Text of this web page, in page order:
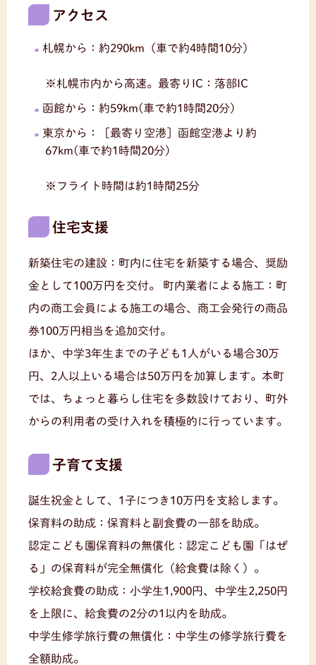
アクセス
札幌から：約290km（車で約4時間10分）
※札幌市内から高速。最寄りIC：落部IC
函館から：約59km(車で約1時間20分)
東京から：［最寄り空港］函館空港より約
67km(車で約1時間20分)
※フライト時間は約1時間25分
住宅支援
新築住宅の建設：町内に住宅を新築する場合、奨励
金として100万円を交付。
町内業者による施工：町
内の商工会員による施工の場合、商工会発行の商品
券100万円相当を追加交付。
ほか、中学3年生までの子ども1人がいる場合30万
円、2人以上いる場合は50万円を加算します。本町
では、ちょっと暮らし住宅を多数設けており、町外
からの利用者の受け入れを積極的に行っています。
子育て支援
誕生祝金として、1子につき10万円を支給します。
保育料の助成：保育料と副食費の一部を助成。
認定こども園保育料の無償化：認定こども園「はぜ
る」の保育料が完全無償化（給食費は除く）。
学校給食費の助成：小学生1,900円、中学生2,250円
を上限に、給食費の2分の1以内を助成。
中学生修学旅行費の無償化：中学生の修学旅行費を
全額助成。